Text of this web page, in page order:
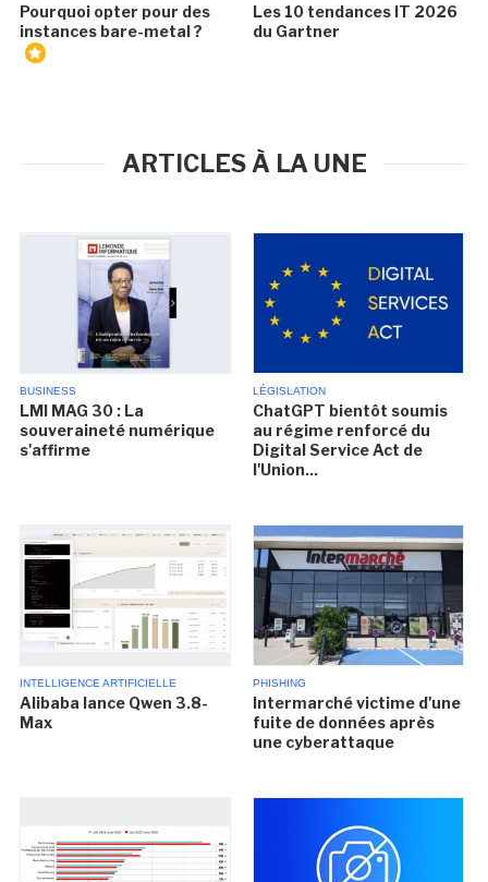
Pourquoi opter pour des
instances bare-metal ?
Les 10 tendances IT 2026
du Gartner
ARTICLES À LA UNE
BUSINESS
LMI MAG 30 : La
souveraineté numérique
s'affirme
LÉGISLATION
ChatGPT bientôt soumis
au régime renforcé du
Digital Service Act de
l'Union...
INTELLIGENCE ARTIFICIELLE
Alibaba lance Qwen 3.8-
Max
PHISHING
Intermarché victime d'une
fuite de données après
une cyberattaque